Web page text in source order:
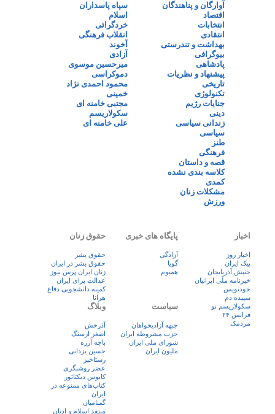
آوارگان و پناهندگان
اقتصاد
انتخابات
انتقادی
بهداشت و تندرستی
بیوگرافی
پادشاهی
پیشنهاد و نظریات
تاریخی
تکنولوژی
جنایات رژیم
دینی
زندانی سیاسی
سیاسی
طنز
فرهنگی
قصه و داستان
کلاسه بندی نشده
کمدی
مشکلات زنان
ورزش
سپاه پاسداران
اسلام
خردگرائی
انقلاب فرهنگی
آخوند
آزادی
میرحسین موسوی
دموکراسی
محمود احمدی نژاد
خمینی
مجتبی خامنه ای
سکولاریسم
علی خامنه ای
اخبار
اخبار روز
پيک ايران
جنبش آذربایجان
خبرنامه ملّی ایرانیان
خودنویس
سپیده دم
سکولاریسم نو
فرانس ۲۴
مردمک
پایگاه های خبری
آزادگی
گویا
همبوم
حقوق زنان
حقوق بشر
حقوق بشر در ایران
زنان ايران پرس نيوز
عدالت برای ایران
کمیته دانشجویی دفاع
هرانا
سیاست
جبهه آزادیخواهان
حزب مشروطه ایران
شورای ملی ایران
ملیون ایران
وبلاگ
آذرخش
اصغر ارسنگ
باچه آزره
حسین یزدانی
رستاخیز
عضر روشنگری
کابوس دیکتاتور
کتاب‌های ممنوعه در
ایران
گمنامیان
منتقد اسلام و ادیان